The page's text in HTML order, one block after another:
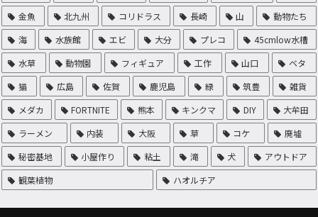
金魚
北九州 コリドラス 長崎 山
動物たち
海
水族館 エビ 大分 プレコ
45cmlow水槽
水草
動物園 フィギュア 工作 山口
ベタ
猫
広島 佐賀 鹿児島 緑 筑豊
雑貨
メダカ
FORTNITE 熊本 キンクマ DIY
大牟田
ラーメン
内装 大阪 草 コケ
廃墟
秘密基地
小屋作り 粘土 滝 犬
アウトドア
観葉植物
ハオルチア